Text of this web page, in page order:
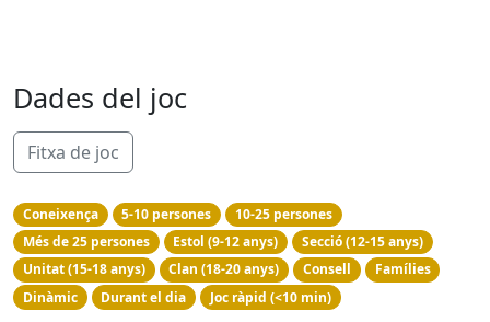
Dades del joc
Fitxa de joc
Coneixença 5-10 persones
10-25 persones
Més de 25 persones
Estol (9-12 anys)
Secció (12-15 anys)
Unitat (15-18 anys)
Clan (18-20 anys) Consell
Famílies
Dinàmic
Durant el dia Joc ràpid (<10 min)